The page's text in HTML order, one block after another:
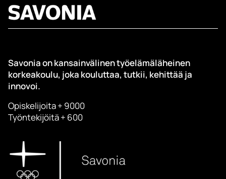
Savonia on kansainvälinen työelämäläheinen
korkeakoulu, joka kouluttaa, tutkii, kehittää ja
innovoi.
Opiskelijoita + 9000
Työntekijöitä + 600